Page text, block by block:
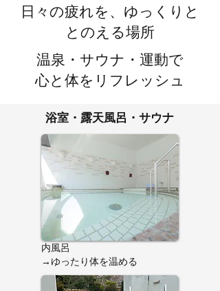
日々の疲れを、ゆっくりと
とのえる場所
温泉・サウナ・運動で
心と体をリフレッシュ
浴室・露天風呂・サウナ
内風呂
​→ゆったり体を温める